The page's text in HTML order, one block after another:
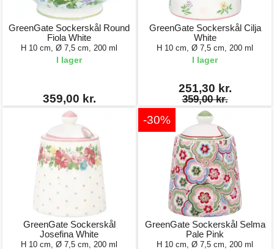
GreenGate Sockerskål Round
Fiola White
H 10 cm, Ø 7,5 cm, 200 ml
I lager
359,00 kr.
GreenGate Sockerskål Cilja
White
H 10 cm, Ø 7,5 cm, 200 ml
I lager
251,30 kr.
359,00 kr.
GreenGate Sockerskål
Josefina White
H 10 cm, Ø 7,5 cm, 200 ml
-30%
GreenGate Sockerskål Selma
Pale Pink
H 10 cm, Ø 7,5 cm, 200 ml